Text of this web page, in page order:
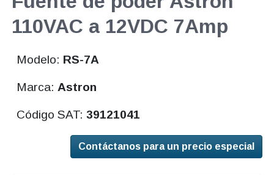
110VAC a 12VDC 7Amp
Modelo: RS-7A
Marca: Astron
Código SAT:39121041
Contáctanos para un precio especial